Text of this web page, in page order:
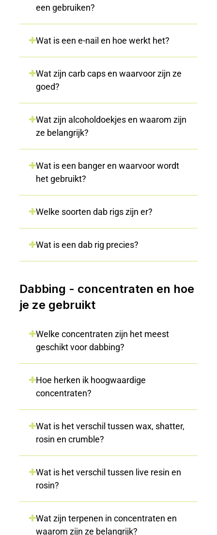
een gebruiken?
Wat is een e-nail en hoe werkt het?
Wat zijn carb caps en waarvoor zijn ze
goed?
Wat zijn alcoholdoekjes en waarom zijn
ze belangrijk?
Wat is een banger en waarvoor wordt
het gebruikt?
Welke soorten dab rigs zijn er?
Wat is een dab rig precies?
Dabbing - concentraten en hoe
je ze gebruikt
Welke concentraten zijn het meest
geschikt voor dabbing?
Hoe herken ik hoogwaardige
concentraten?
Wat is het verschil tussen wax, shatter,
rosin en crumble?
Wat is het verschil tussen live resin en
rosin?
Wat zijn terpenen in concentraten en
waarom zijn ze belangrijk?